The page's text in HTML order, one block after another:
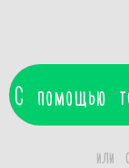
С помощью
или